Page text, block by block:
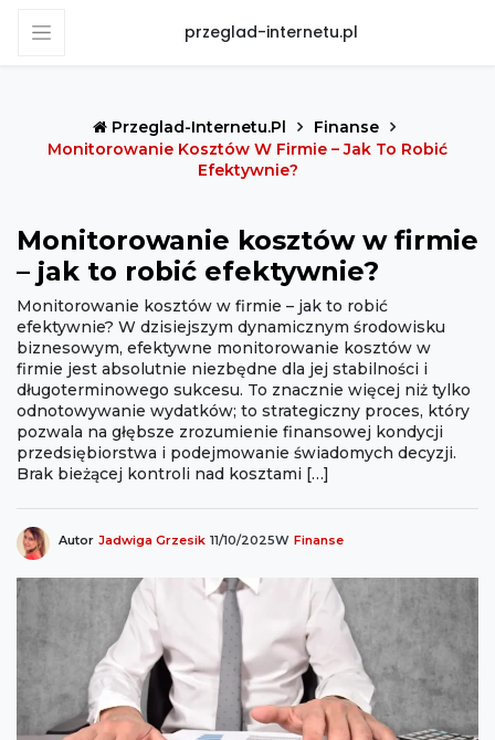
przeglad-internetu.pl
Przeglad-Internetu.pl
Finanse
Monitorowanie Kosztów W Firmie – Jak To Robić
Efektywnie?
Monitorowanie kosztów w firmie
– jak to robić efektywnie?
Monitorowanie kosztów w firmie – jak to robić
efektywnie? W dzisiejszym dynamicznym środowisku
biznesowym, efektywne monitorowanie kosztów w
firmie jest absolutnie niezbędne dla jej stabilności i
długoterminowego sukcesu. To znacznie więcej niż tylko
odnotowywanie wydatków; to strategiczny proces, który
pozwala na głębsze zrozumienie finansowej kondycji
przedsiębiorstwa i podejmowanie świadomych decyzji.
Brak bieżącej kontroli nad kosztami […]
Autor Jadwiga Grzesik 11/10/2025W Finanse